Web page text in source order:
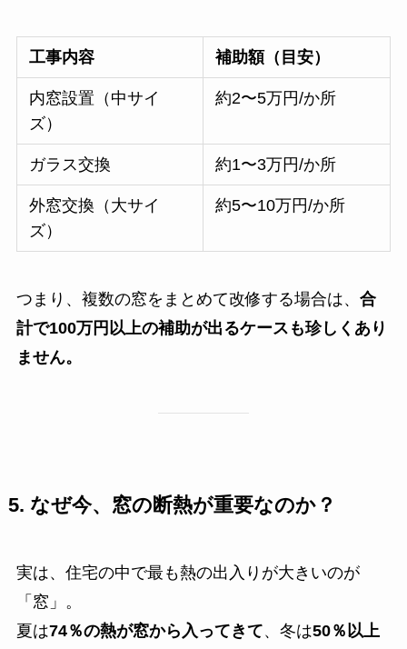
工事内容 補助額（目安）
内窓設置（中サイ
ズ）
約2〜5万円/か所
ガラス交換 約1〜3万円/か所
外窓交換（大サイ
ズ）
約5〜10万円/か所
つまり、複数の窓をまとめて改修する場合は、 合
計で100万円以上の補助が出るケースも珍しくあり
ません。
5. なぜ今、窓の断熱が重要なのか？
実は、住宅の中で最も熱の出入りが大きいのが
「窓」。
夏は74％の熱が窓から入ってきて、冬は50％以上